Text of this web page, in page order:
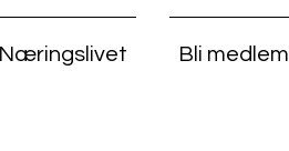
Næringslivet Bli medlem